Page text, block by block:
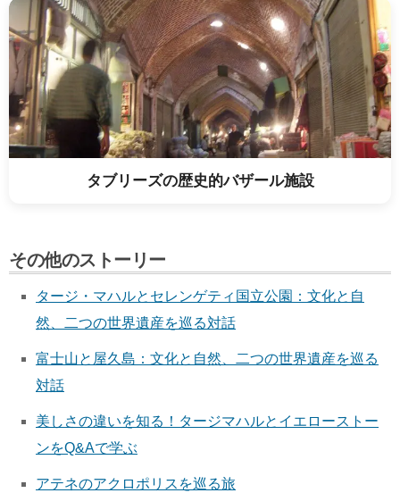
タブリーズの歴史的バザール施設
その他のストーリー
タージ・マハルとセレンゲティ国立公園：文化と自
然、二つの世界遺産を巡る対話
富士山と屋久島：文化と自然、二つの世界遺産を巡る
対話
美しさの違いを知る！タージマハルとイエローストー
ンをQ&Aで学ぶ
アテネのアクロポリスを巡る旅